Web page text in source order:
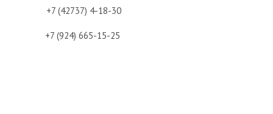
+7 (42737) 4-18-30
+7 (924) 665-15-25